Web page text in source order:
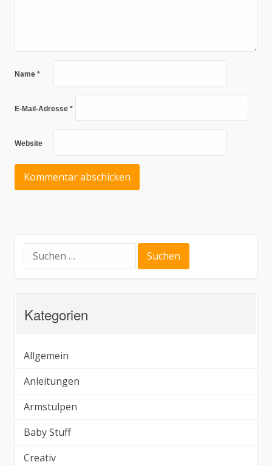
Name *
E-Mail-Adresse *
Website
nach:
Kategorien
Allgemein
Anleitungen
Armstulpen
Baby Stuff
Creativ